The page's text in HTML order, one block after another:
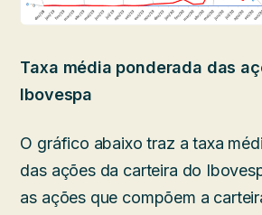
Taxa média ponderada das
Ibovespa
O gráfico abaixo traz a taxa
das ações da carteira do
as ações que compõem a